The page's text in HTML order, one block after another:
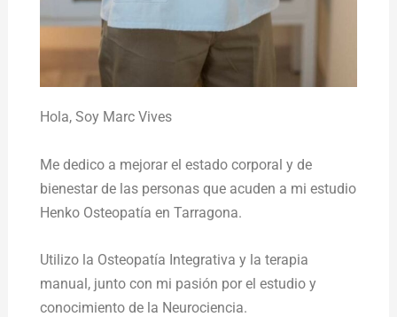
Hola,Soy Marc Vives
Me dedico a mejorar el estado corporal y de
bienestar de las personas que acuden a mi estudio
Henko Osteopatía en Tarragona.
Utilizo la Osteopatía Integrativa y la terapia
manual, junto con mi pasión por el estudio y
conocimiento de la Neurociencia.